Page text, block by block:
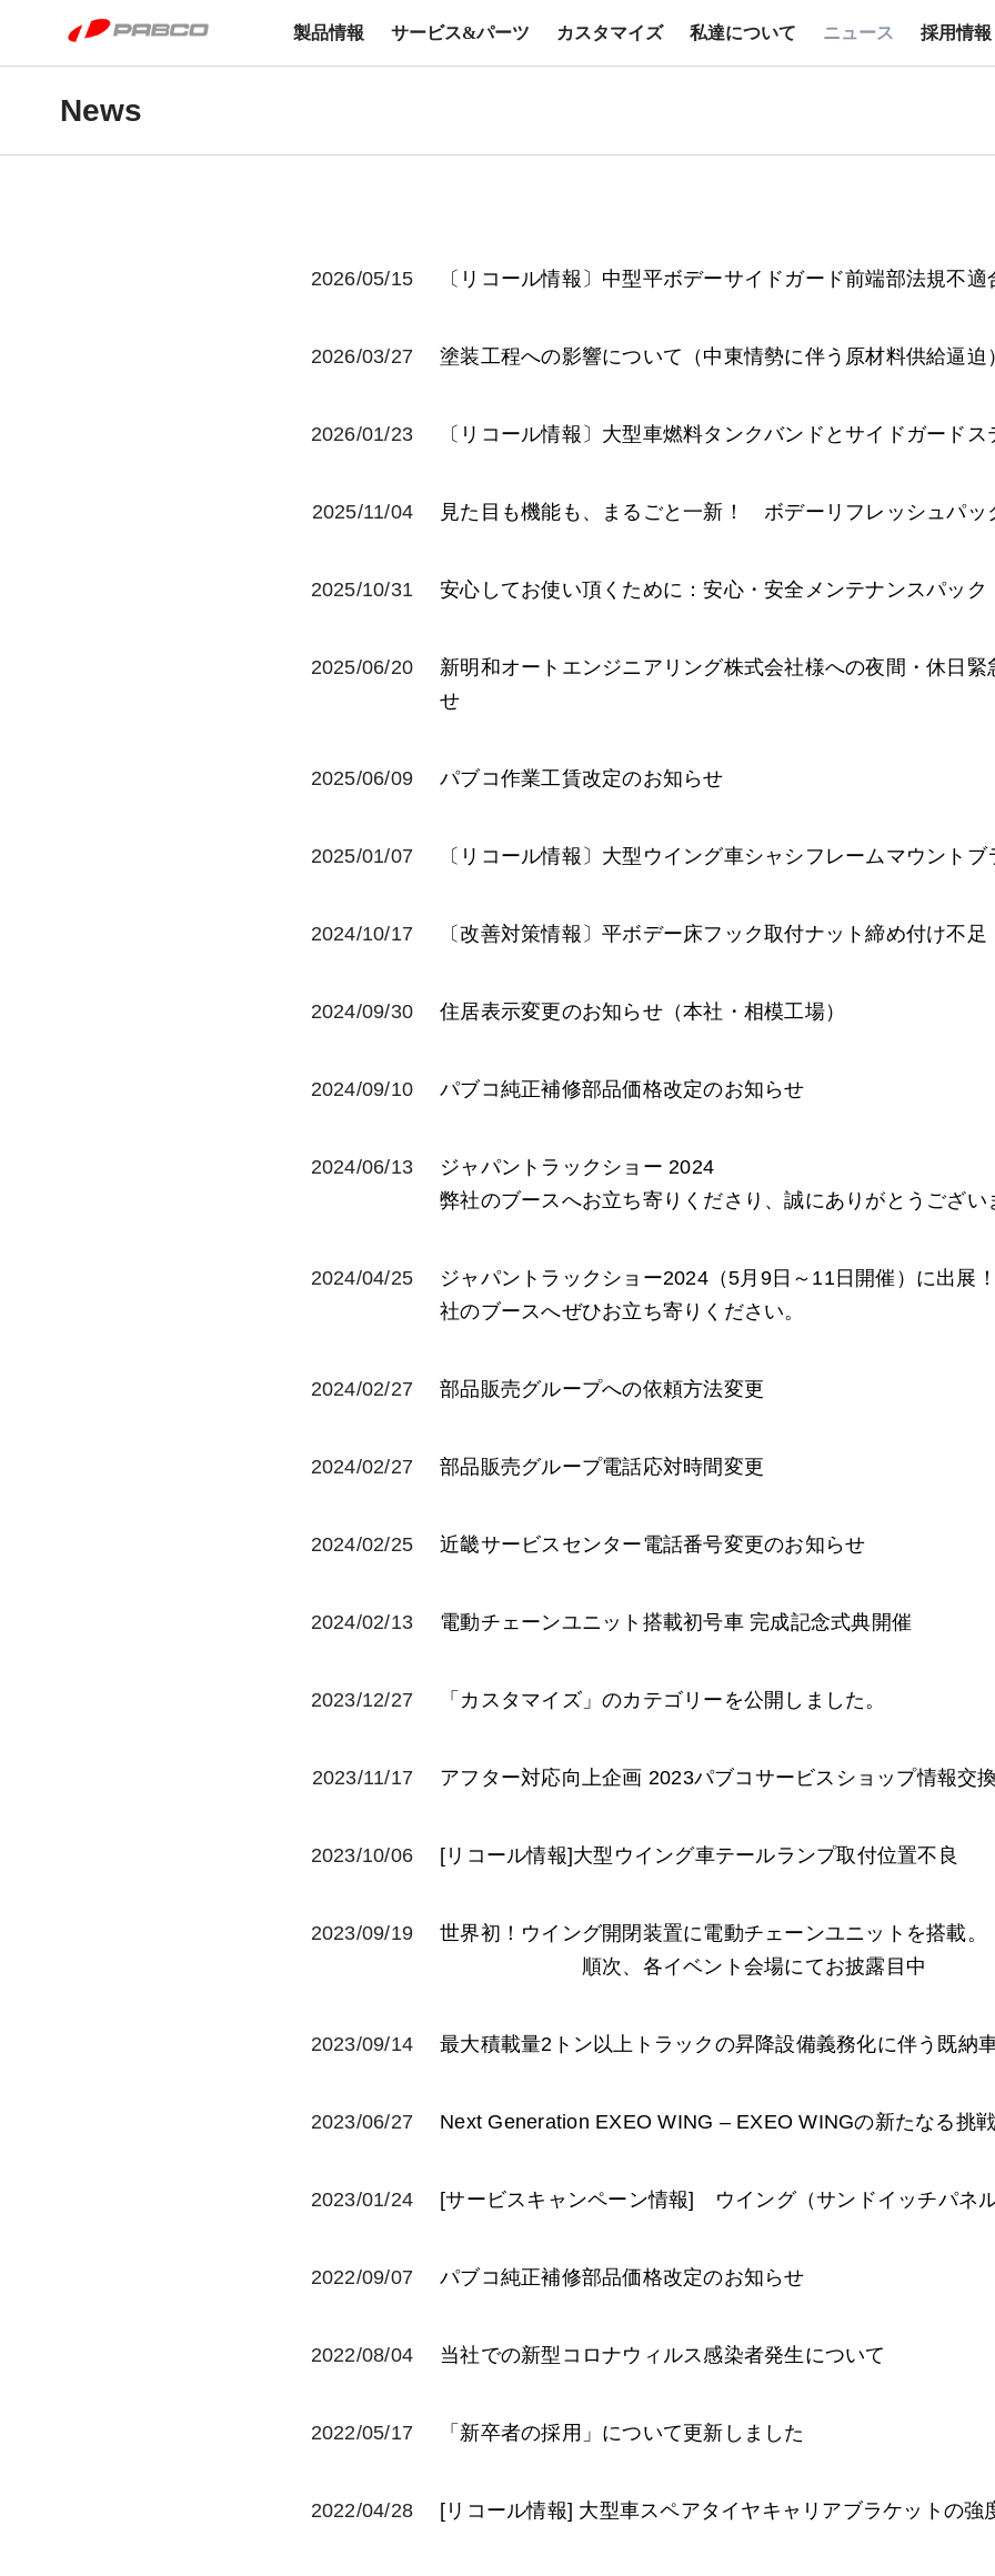
製品情報
ウイングボデー
サービス&パーツ
修理マニュアル
カスタマイズ
ステッカー
私達について ニュース 採用情報
News
2026/05/15 〔リコール情報〕中型平ボデーサイドガード前端部法規不適
2026/03/27 塗装工程への影響について（中東情勢に伴う原材料供給逼迫）
2026/01/23 〔リコール情報〕大型車燃料タンクバンドとサイドガードス
2025/11/04 見た目も機能も、まるごと一新！ ボデーリフレッシュパッ
2025/10/31 安心してお使い頂くために：安心・安全メンテナンスパック
2025/06/20
新明和オートエンジニアリング株式会社様への夜間・休日
せ
2025/06/09 パブコ作業工賃改定のお知らせ
2025/01/07 〔リコール情報〕大型ウイング車シャシフレームマウントブ
2024/10/17 〔改善対策情報〕平ボデー床フック取付ナット締め付け不足
2024/09/30 住居表示変更のお知らせ（本社・相模工場）
2024/09/10 パブコ純正補修部品価格改定のお知らせ
2024/06/13
ジャパントラックショー 2024
弊社のブースへお立ち寄りくださり、誠にありがとうござい
2024/04/25
ジャパントラックショー2024（5月9日
社のブースへぜひお立ち寄りください。
2024/02/27 部品販売グループへの依頼方法変更
2024/02/27 部品販売グループ電話応対時間変更
2024/02/25 近畿サービスセンター電話番号変更のお知らせ
2024/02/13 電動チェーンユニット搭載初号車 完成記念式典開催
2023/12/27 「カスタマイズ」のカテゴリーを公開しました。
2023/11/17 アフター対応向上企画 2023パブコサービスショップ情報交
2023/10/06 [リコール情報]大型ウイング車テールランプ取付位置不良
2023/09/19
世界初！ウイング開閉装置に電動チェー
順次、各イベント会場にてお披露目中
2023/09/14 最大積載量2トン以上トラックの昇降設備義務化に伴う既納
2023/06/27 Next Generation EXEO WING – EXEO WINGの新たなる挑
2023/01/24 [サービスキャンペーン情報] ウイング（サンドイッチパネ
2022/09/07 パブコ純正補修部品価格改定のお知らせ
2022/08/04 当社での新型コロナウィルス感染者発生について
2022/05/17 「新卒者の採用」について更新しました
2022/04/28 [リコール情報] 大型車スペアタイヤキャリアブラケットの強